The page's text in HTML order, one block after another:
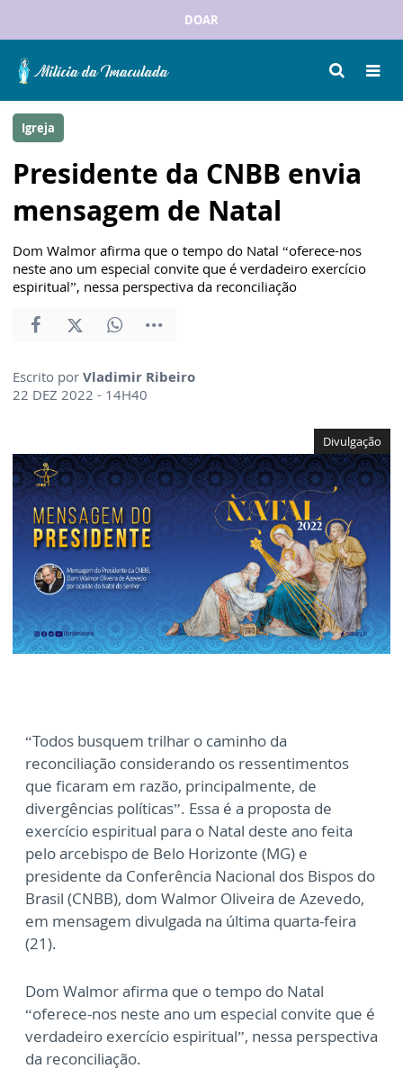
DOAR
Igreja
Presidente da CNBB envia
mensagem de Natal
Dom Walmor afirma que o tempo do Natal “oferece-nos
neste ano um especial convite que é verdadeiro exercício
espiritual”, nessa perspectiva da reconciliação
Escrito por Vladimir Ribeiro
22 DEZ 2022 - 14H40
Divulgação
“Todos busquem trilhar o caminho da
reconciliação considerando os ressentimentos
que ficaram em razão, principalmente, de
divergências políticas”. Essa é a proposta de
exercício espiritual para o Natal deste ano feita
pelo arcebispo de Belo Horizonte (MG) e
presidente da Conferência Nacional dos Bispos do
Brasil (CNBB), dom Walmor Oliveira de Azevedo,
em mensagem divulgada na última quarta-feira
(21).
Dom Walmor afirma que o tempo do Natal
“oferece-nos neste ano um especial convite que é
verdadeiro exercício espiritual”, nessa perspectiva
da reconciliação.